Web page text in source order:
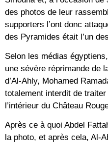
des photos de leur
supporters l’ont donc
des Pyramides était l’un
Selon les médias
une sévère réprimande de
d’Al-Ahly, Mohamed
totalement interdit de
l’intérieur du Château
Après ce à quoi Abdel
la photo, et après cela, Al-